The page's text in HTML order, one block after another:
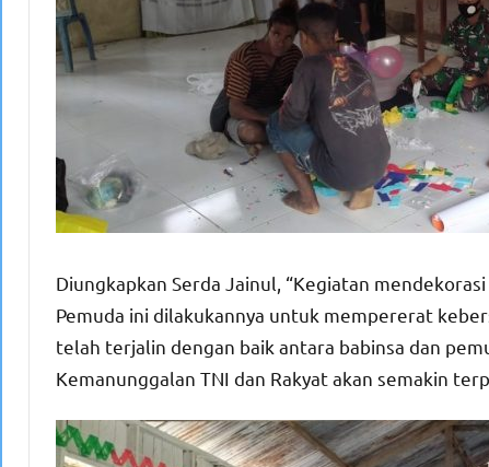
Diungkapkan Serda Jainul, “Kegiatan
Pemuda ini dilakukannya untuk mempererat
telah terjalin dengan baik antara babinsa dan
Kemanunggalan TNI dan Rakyat akan semakin